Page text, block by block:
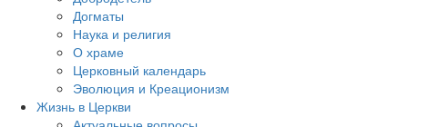
Догматы
Наука и религия
О храме
Церковный календарь
Эволюция и Креационизм
Жизнь в Церкви